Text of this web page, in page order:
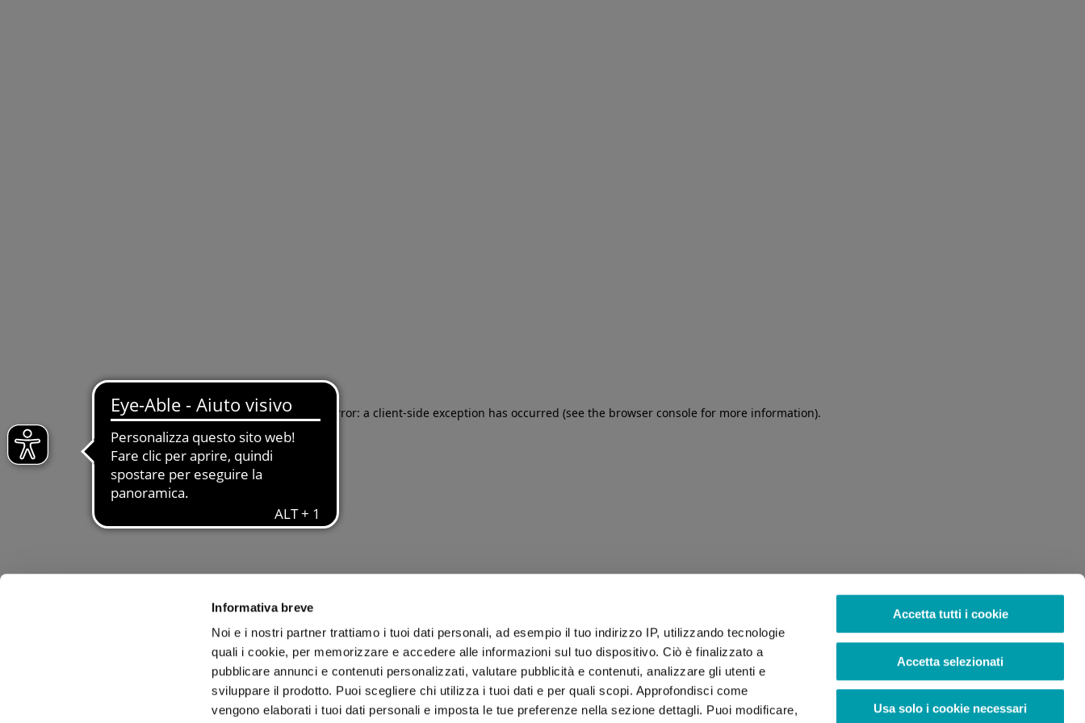
Informativa breve
Noi e i nostri partner trattiamo i tuoi dati personali, ad esempio il tuo indirizzo IP, utilizzando tecnologie
quali i cookie, per memorizzare e accedere alle informazioni sul tuo dispositivo. Ciò è finalizzato a
pubblicare annunci e contenuti personalizzati, valutare pubblicità e contenuti, analizzare gli utenti e
sviluppare il prodotto. Puoi scegliere chi utilizza i tuoi dati e per quali scopi. Approfondisci come
vengono elaborati i tuoi dati personali e imposta le tue preferenze nella sezione dettagli. Puoi modificare,
Accetta tutti i cookie
Accetta selezionati
Usa solo i cookie necessari
Application error: a client-side exception has occurred (see the browser console for more information).